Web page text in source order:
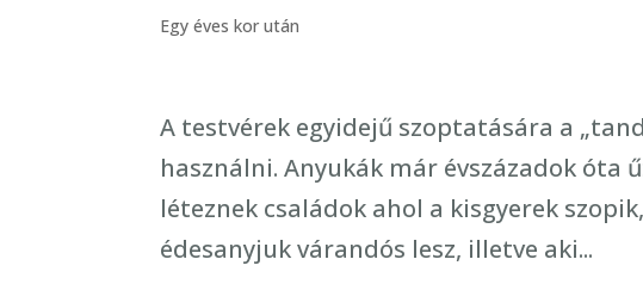
Egy éves kor után
A testvérek egyidejű szoptatására a
használni. Anyukák már évszázadok
léteznek családok ahol a kisgyerek
édesanyjuk várandós lesz, illetve aki...